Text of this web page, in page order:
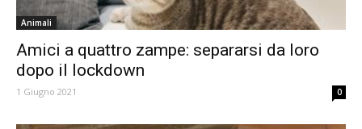
Animali
Amici a quattro zampe: separarsi da loro
dopo il lockdown
1 Giugno 2021 0